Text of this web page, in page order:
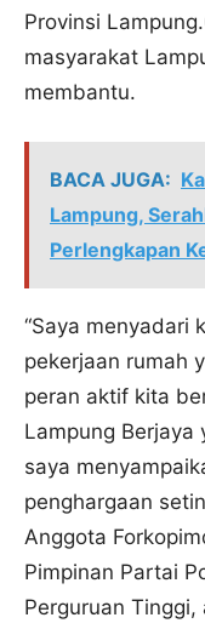
Provinsi
masyarakat
membantu.
BACA JUGA:
Lampung,
Perlengkapan
“Saya menyadari
pekerjaan rumah
peran aktif kita
Lampung Berjaya
saya
penghargaan
Anggota
Pimpinan Partai
Perguruan